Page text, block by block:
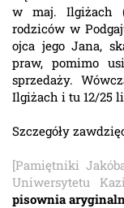
w maj. Ilgiżach
rodziców w
ojca jego Jana,
praw, pomimo
sprzedaży.
Ilgiżach i tu 12/25
Szczegóły
[Pamiętniki
Uniwersytetu
pisownia